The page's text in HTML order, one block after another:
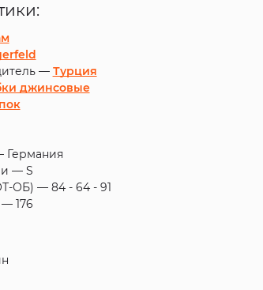
— Турция
джинсовые
Германия
— S
ОБ) — 84 - 64 - 91
— 176